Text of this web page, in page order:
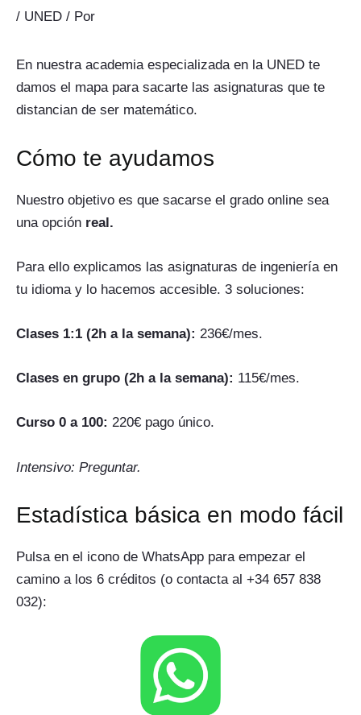
/ UNED / Por
En nuestra academia especializada en la UNED te
damos el mapa para sacarte las asignaturas que te
distancian de ser matemático.
Cómo te ayudamos
Nuestro objetivo es que sacarse el grado online sea
una opción real.
Para ello explicamos las asignaturas de ingeniería en
tu idioma y lo hacemos accesible. 3 soluciones:
Clases 1:1 (2h a la semana): 236€/mes.
Clases en grupo (2h a la semana): 115€/mes.
Curso 0 a 100: 220€ pago único.
Intensivo: Preguntar.
Estadística básica en modo fácil
Pulsa en el icono de WhatsApp para empezar el
camino a los 6 créditos (o contacta al +34 657 838
032):